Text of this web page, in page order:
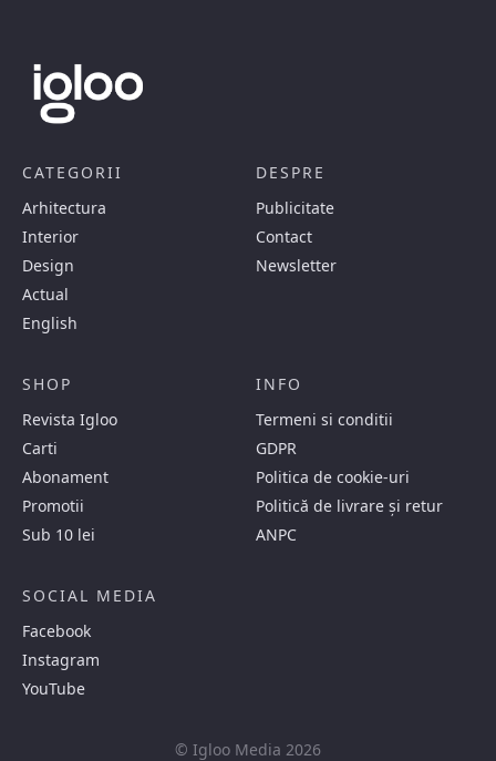
CATEGORII
Arhitectura
Interior
Design
Actual
English
DESPRE
Publicitate
Contact
Newsletter
SHOP
Revista Igloo
Carti
Abonament
Promotii
Sub 10 lei
INFO
Termeni si conditii
GDPR
Politica de cookie-uri
Politică de livrare și retur
ANPC
SOCIAL MEDIA
Facebook
Instagram
YouTube
© Igloo Media 2026